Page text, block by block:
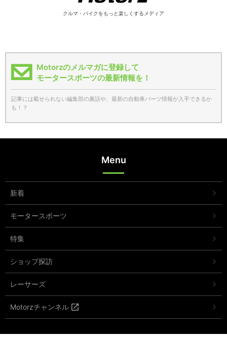
クルマ・バイクをもっと楽しくするメディア
Motorzのメルマガに登録して
モータースポーツの最新情報を！
記事には載せられない編集部の裏話や、最新の自動車パーツ情報が入手できるか
も！？
Menu
新着
モータースポーツ
特集
ショップ探訪
レーサーズ
Motorzチャンネル